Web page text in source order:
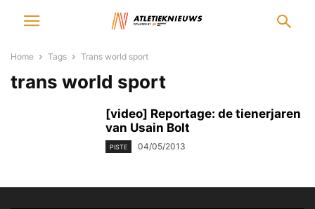
Home Tags Trans world sport
trans world sport
[video] Reportage: de tienerjaren
van Usain Bolt
PISTE 04/05/2013